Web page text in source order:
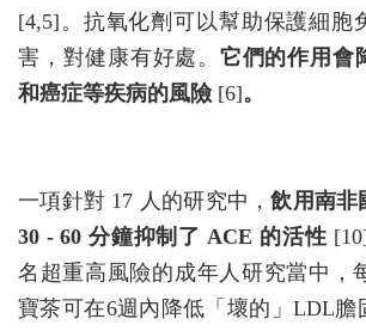
[4,5]。抗氧化劑可以幫助保護細胞
害，對健康有好處。 它們的作用會
和癌症等疾病的風險[6]。
一項針對 17 人的研究中，飲用南非
30 - 60 分鐘抑制了 ACE 的活性
名超重高風險的成年人研究當中，
寶茶可在6週內降低「壞的」LDL膽